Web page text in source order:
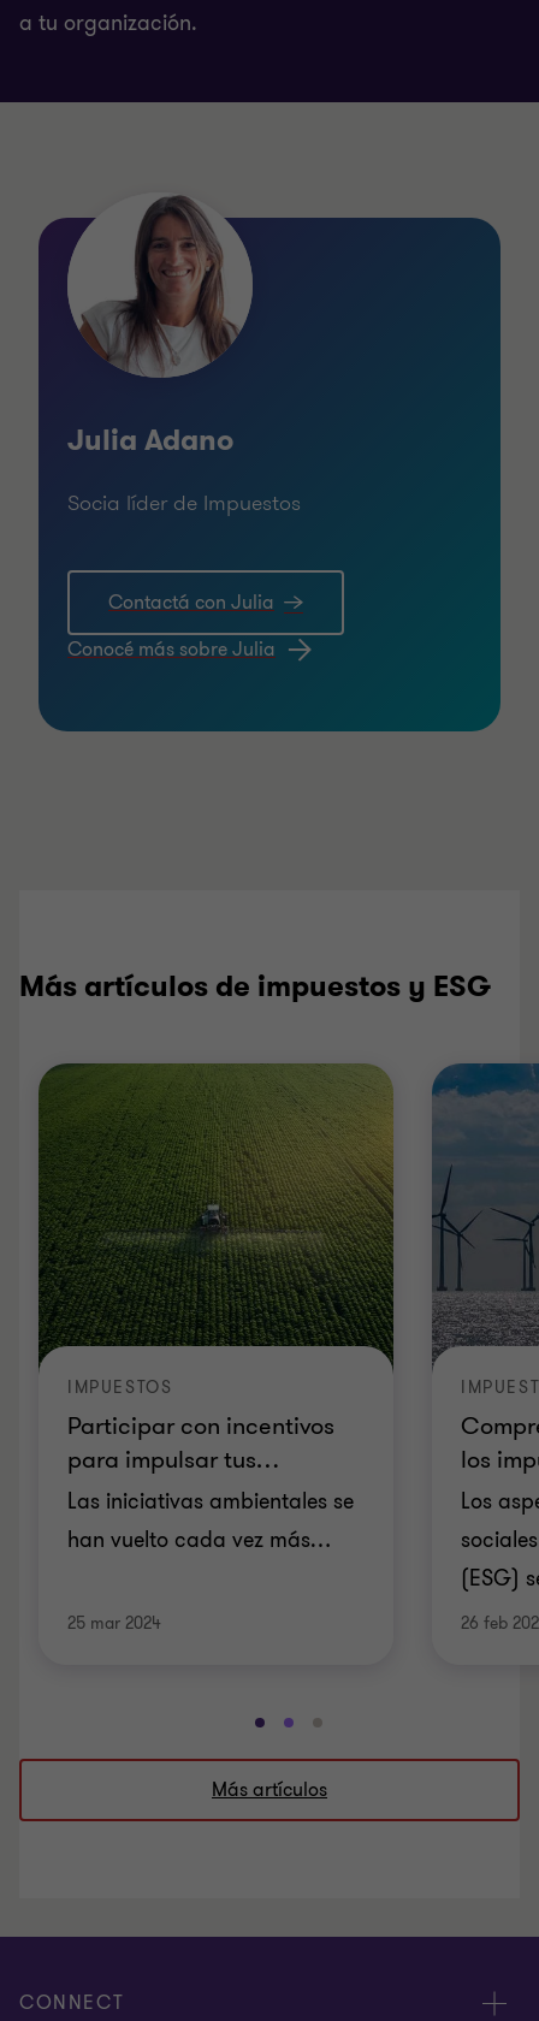
a tu organización.
Julia Adano
Socia líder de Impuestos
Contactá con Julia
Conocé más sobre Julia
Más artículos de impuestos y ESG
Participar con incentivos
para impulsar tus…
IMPUESTOS
Las iniciativas ambientales se
han vuelto cada vez más…
25 mar 2024
los
Los
(ESG)
26 feb
a
la
de
a
la
de
a
la
de
Más artículos
CONNECT